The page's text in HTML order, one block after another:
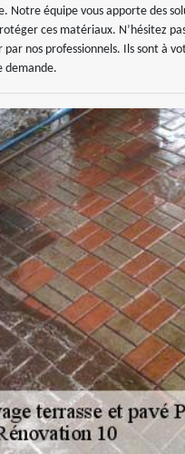
Notre équipe vous apporte des
ces matériaux. N’hésitez
par nos professionnels. Ils sont à
demande.